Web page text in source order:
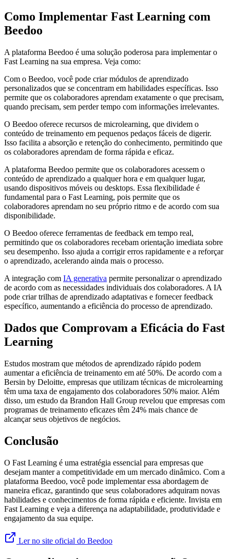
Como Implementar Fast Learning com
Beedoo
A plataforma Beedoo é uma solução poderosa para implementar o
Fast Learning na sua empresa. Veja como:
Com o Beedoo, você pode criar módulos de aprendizado
personalizados que se concentram em habilidades específicas. Isso
permite que os colaboradores aprendam exatamente o que precisam,
quando precisam, sem perder tempo com informações irrelevantes.
O Beedoo oferece recursos de microlearning, que dividem o
conteúdo de treinamento em pequenos pedaços fáceis de digerir.
Isso facilita a absorção e retenção do conhecimento, permitindo que
os colaboradores aprendam de forma rápida e eficaz.
A plataforma Beedoo permite que os colaboradores acessem o
conteúdo de aprendizado a qualquer hora e em qualquer lugar,
usando dispositivos móveis ou desktops. Essa flexibilidade é
fundamental para o Fast Learning, pois permite que os
colaboradores aprendam no seu próprio ritmo e de acordo com sua
disponibilidade.
O Beedoo oferece ferramentas de feedback em tempo real,
permitindo que os colaboradores recebam orientação imediata sobre
seu desempenho. Isso ajuda a corrigir erros rapidamente e a reforçar
o aprendizado, acelerando ainda mais o processo.
A integração com IA generativa permite personalizar o aprendizado
de acordo com as necessidades individuais dos colaboradores. A IA
pode criar trilhas de aprendizado adaptativas e fornecer feedback
específico, aumentando a eficiência do processo de aprendizado.
Dados que Comprovam a Eficácia do Fast
Learning
Estudos mostram que métodos de aprendizado rápido podem
aumentar a eficiência de treinamento em até 50%. De acordo com a
Bersin by Deloitte, empresas que utilizam técnicas de microlearning
têm uma taxa de engajamento dos colaboradores 50% maior. Além
disso, um estudo da Brandon Hall Group revelou que empresas com
programas de treinamento eficazes têm 24% mais chance de
alcançar seus objetivos de negócios.
Conclusão
O Fast Learning é uma estratégia essencial para empresas que
desejam manter a competitividade em um mercado dinâmico. Com a
plataforma Beedoo, você pode implementar essa abordagem de
maneira eficaz, garantindo que seus colaboradores adquiram novas
habilidades e conhecimentos de forma rápida e eficiente. Invista em
Fast Learning e veja a diferença na adaptabilidade, produtividade e
engajamento da sua equipe.
Ler no site oficial do Beedoo